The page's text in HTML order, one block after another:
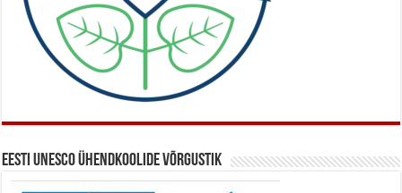
Eesti UNESCO ühendkoolide võrgustik